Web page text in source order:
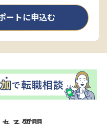
ートに申込む